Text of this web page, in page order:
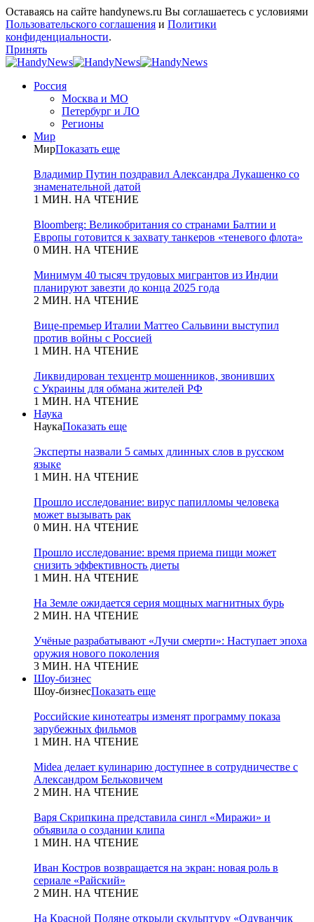
Оставаясь на сайте handynews.ru Вы соглашаетесь с условиями
Пользовательского соглашения и Политики
конфиденциальности.
Принять
Россия
Москва и МО
Петербург и ЛО
Регионы
Мир
МирПоказать еще
Владимир Путин поздравил Александра Лукашенко со
знаменательной датой
1 МИН. НА ЧТЕНИЕ
Bloomberg: Великобритания со странами Балтии и
Европы готовится к захвату танкеров «теневого флота»
0 МИН. НА ЧТЕНИЕ
Минимум 40 тысяч трудовых мигрантов из Индии
планируют завезти до конца 2025 года
2 МИН. НА ЧТЕНИЕ
Вице-премьер Италии Маттео Сальвини выступил
против войны с Россией
1 МИН. НА ЧТЕНИЕ
Ликвидирован техцентр мошенников, звонивших
с Украины для обмана жителей РФ
1 МИН. НА ЧТЕНИЕ
Наука
НаукаПоказать еще
Эксперты назвали 5 самых длинных слов в русском
языке
1 МИН. НА ЧТЕНИЕ
Прошло исследование: вирус папилломы человека
может вызывать рак
0 МИН. НА ЧТЕНИЕ
Прошло исследование: время приема пищи может
снизить эффективность диеты
1 МИН. НА ЧТЕНИЕ
На Земле ожидается серия мощных магнитных бурь
2 МИН. НА ЧТЕНИЕ
Учёные разрабатывают «Лучи смерти»: Наступает эпоха
оружия нового поколения
3 МИН. НА ЧТЕНИЕ
Шоу-бизнес
Шоу-бизнесПоказать еще
Российские кинотеатры изменят программу показа
зарубежных фильмов
1 МИН. НА ЧТЕНИЕ
Midea делает кулинарию доступнее в сотрудничестве с
Александром Бельковичем
2 МИН. НА ЧТЕНИЕ
Варя Скрипкина представила сингл «Миражи» и
объявила о создании клипа
1 МИН. НА ЧТЕНИЕ
Иван Костров возвращается на экран: новая роль в
сериале «Райский»
2 МИН. НА ЧТЕНИЕ
На Красной Поляне открыли скульптуру «Одуванчик